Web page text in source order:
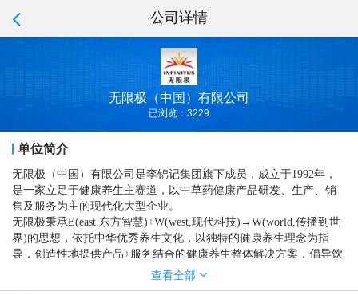
公司详情
无限极（中国）有限公司
已浏览：3229
单位简介
无限极（中国）有限公司是李锦记集团旗下成员，成立于1992年，
是一家立足于健康养生主赛道，以中草药健康产品研发、生产、销
售及服务为主的现代化大型企业。
无限极秉承E(east,东方智慧)+W(west,现代科技)→W(world,传播到世
界)的思想，依托中华优秀养生文化，以独特的健康养生理念为指
导，创造性地提供产品+服务结合的健康养生整体解决方案，倡导饮
食、起居、运动和情志“四合理”的健康生活方式，满足人们多元化、
查看全部